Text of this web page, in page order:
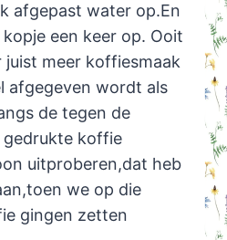
afgepast water op.En
een keer op. Ooit
juist meer koffiesmaak
afgegeven wordt als
de tegen de
gedrukte koffie
uitproberen,dat heb
we op die
gingen zetten